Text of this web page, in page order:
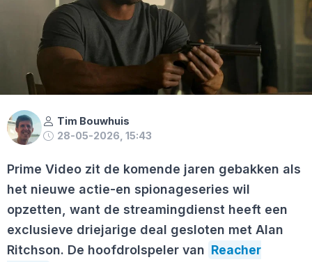
Tim Bouwhuis
28-05-2026, 15:43
Prime Video zit de komende jaren gebakken als
het nieuwe actie-en spionageseries wil
opzetten, want de streamingdienst heeft een
exclusieve driejarige deal gesloten met Alan
Ritchson. De hoofdrolspeler van Reacher